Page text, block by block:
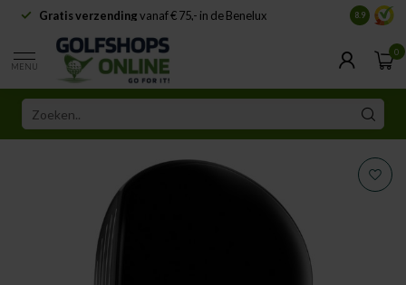
Gratis verzendingvanaf € 75,- in de Benelux 8.9
MENU
0